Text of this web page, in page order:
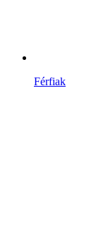
Férfiak